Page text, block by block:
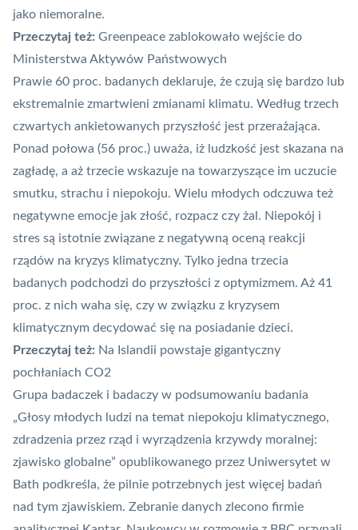
jako niemoralne.
Przeczytaj też: Greenpeace zablokowało wejście do
Ministerstwa Aktywów Państwowych
Prawie 60 proc. badanych deklaruje, że czują się bardzo lub
ekstremalnie zmartwieni zmianami klimatu. Według trzech
czwartych ankietowanych przyszłość jest przerażająca.
Ponad połowa (56 proc.) uważa, iż ludzkość jest skazana na
zagładę, a aż trzecie wskazuje na towarzyszące im uczucie
smutku, strachu i niepokoju. Wielu młodych odczuwa też
negatywne emocje jak złość, rozpacz czy żal. Niepokój i
stres są istotnie związane z negatywną oceną reakcji
rządów na kryzys klimatyczny. Tylko jedna trzecia
badanych podchodzi do przyszłości z optymizmem. Aż 41
proc. z nich waha się, czy w związku z kryzysem
klimatycznym decydować się na posiadanie dzieci.
Przeczytaj też: Na Islandii powstaje gigantyczny
pochłaniach CO2
Grupa badaczek i badaczy w podsumowaniu badania
„Głosy młodych ludzi na temat niepokoju klimatycznego,
zdradzenia przez rząd i wyrządzenia krzywdy moralnej:
zjawisko globalne” opublikowanego przez Uniwersytet w
Bath podkreśla, że pilnie potrzebnych jest więcej badań
nad tym zjawiskiem. Zebranie danych zlecono firmie